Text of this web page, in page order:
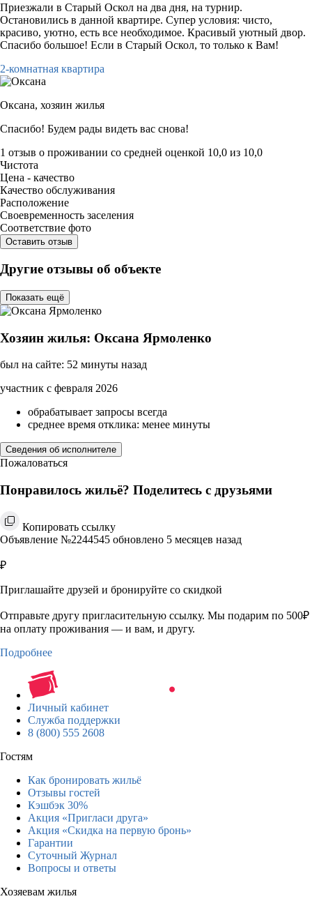
Приезжали в Старый Оскол на два дня, на турнир.
Остановились в данной квартире. Супер условия: чисто,
красиво, уютно, есть все необходимое. Красивый уютный двор.
Спасибо большое! Если в Старый Оскол, то только к Вам!
2-комнатная квартира
Оксана, хозяин жилья
Спасибо! Будем рады видеть вас снова!
1 отзыв о проживании со средней оценкой 10,0 из 10,0
Чистота
Цена - качество
Качество обслуживания
Расположение
Своевременность заселения
Соответствие фото
Оставить отзыв
Другие отзывы об объекте
Показать ещё
Хозяин жилья: Оксана Ярмоленко
был на сайте: 52 минуты назад
участник с февраля 2026
обрабатывает запросы всегда
среднее время отклика: менее минуты
Сведения об исполнителе
Пожаловаться
Понравилось жильё? Поделитесь с друзьями
Копировать ссылку
Объявление №2244545 обновлено 5 месяцев назад
₽
Приглашайте друзей и бронируйте со скидкой
Отправьте другу пригласительную ссылку. Мы подарим по 500₽
на оплату проживания — и вам, и другу.
Подробнее
Личный кабинет
Служба поддержки
8 (800) 555 2608
Гостям
Как бронировать жильё
Отзывы гостей
Кэшбэк 30%
Акция «Пригласи друга»
Акция «Скидка на первую бронь»
Гарантии
Суточный Журнал
Вопросы и ответы
Хозяевам жилья